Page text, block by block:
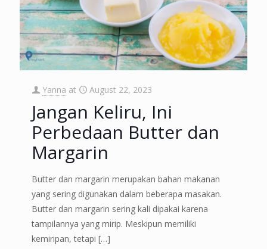
Yanna at August 22, 2023
Jangan Keliru, Ini
Perbedaan Butter dan
Margarin
Butter dan margarin merupakan bahan makanan
yang sering digunakan dalam beberapa masakan.
Butter dan margarin sering kali dipakai karena
tampilannya yang mirip. Meskipun memiliki
kemiripan, tetapi […]